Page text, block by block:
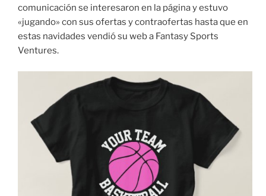
comunicación se interesaron en la página y estuvo
«jugando» con sus ofertas y contraofertas hasta que en
estas navidades vendió su web a Fantasy Sports
Ventures.